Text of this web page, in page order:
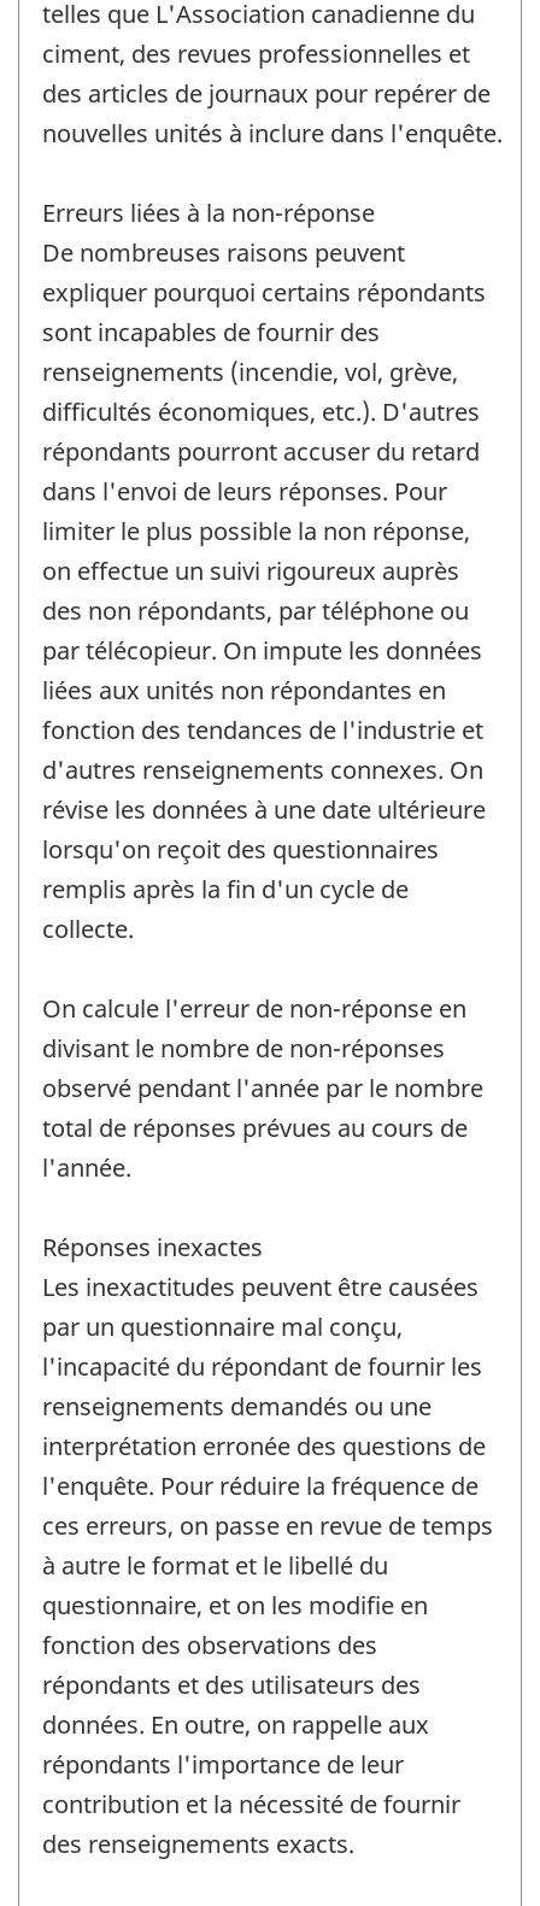
telles que L'Association canadienne du
ciment, des revues professionnelles et
des articles de journaux pour repérer de
nouvelles unités à inclure dans l'enquête.
Erreurs liées à la non-réponse
De nombreuses raisons peuvent
expliquer pourquoi certains répondants
sont incapables de fournir des
renseignements (incendie, vol, grève,
difficultés économiques, etc.). D'autres
répondants pourront accuser du retard
dans l'envoi de leurs réponses. Pour
limiter le plus possible la non réponse,
on effectue un suivi rigoureux auprès
des non répondants, par téléphone ou
par télécopieur. On impute les données
liées aux unités non répondantes en
fonction des tendances de l'industrie et
d'autres renseignements connexes. On
révise les données à une date ultérieure
lorsqu'on reçoit des questionnaires
remplis après la fin d'un cycle de
collecte.
On calcule l'erreur de non-réponse en
divisant le nombre de non-réponses
observé pendant l'année par le nombre
total de réponses prévues au cours de
l'année.
Réponses inexactes
Les inexactitudes peuvent être causées
par un questionnaire mal conçu,
l'incapacité du répondant de fournir les
renseignements demandés ou une
interprétation erronée des questions de
l'enquête. Pour réduire la fréquence de
ces erreurs, on passe en revue de temps
à autre le format et le libellé du
questionnaire, et on les modifie en
fonction des observations des
répondants et des utilisateurs des
données. En outre, on rappelle aux
répondants l'importance de leur
contribution et la nécessité de fournir
des renseignements exacts.